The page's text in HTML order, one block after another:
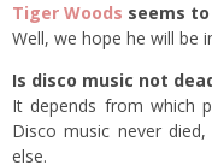
Tiger Woods seems
Well, we hope he will be
Is disco music not
It depends from which
Disco music never
else.